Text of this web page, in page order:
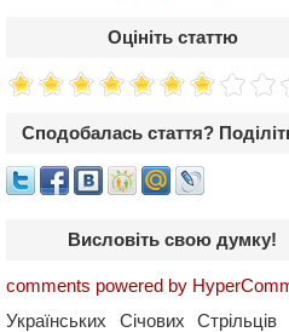
Оцініть статтю
Сподобалась стаття?
Висловіть свою думку!
comments powered by
Українських Січових